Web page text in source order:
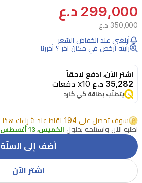
TCL
TP200K
تقدم
صوت
بقوة
220
واط
مع
باس
عميق
وإضاءة
ملونة
299,000 د.ع
350,000 د.ع
أبلغني عند انخفاض السّعر
رأيته أرخص في مكان آخر ؟ أخبرنا
اشترِ الآن، ادفع لاحقاً
35,282 د.ع x10 دفعات
يتطلّب بطاقة كي كارد
سوف تحصل على 194 نقاط عند شراءك هذا المنتج
اطلبه الآن واستلمه بحلول الخميس، 13 أغسطس
أضف إلى السلّة
اشتر الآن